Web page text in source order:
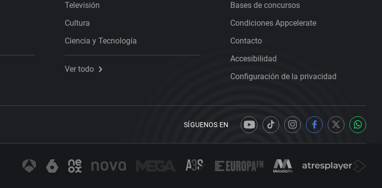
Televisión
Cultura
Ciencia y Tecnología
Ver todo
Bases de concursos
Condiciones Appcelerate
Contacto
Accesibilidad
Configuración de la privacidad
SÍGUENOS EN